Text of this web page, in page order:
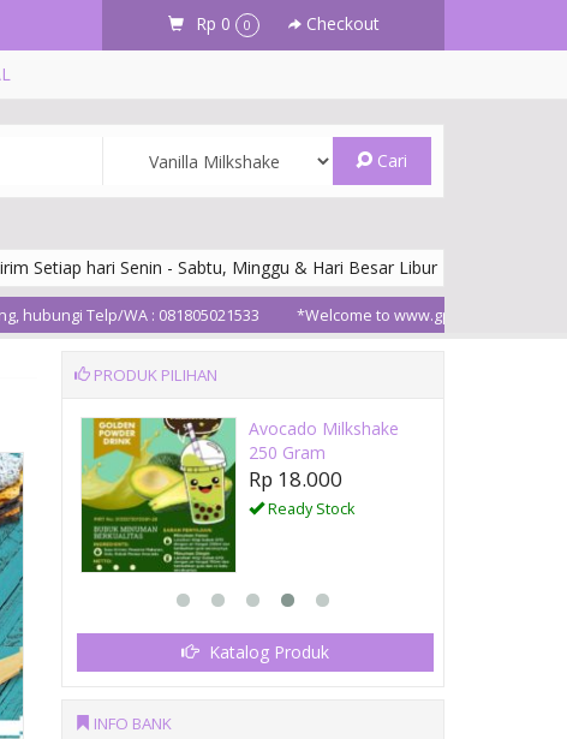
Rp 0 0 Checkout
Cari
Setiap hari Senin - Sabtu, Minggu & Hari Besar Libur
Telp/WA : 081805021533 *Welcome to www.gpdpowder.com*
PRODUK PILIHAN
Avocado Milkshake
250 Gram
Rp 18.000
Ready Stock
Katalog Produk
INFO BANK